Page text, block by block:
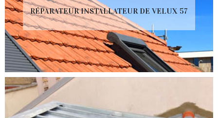
RÉPARATEUR INSTALLATEUR DE VELUX 57